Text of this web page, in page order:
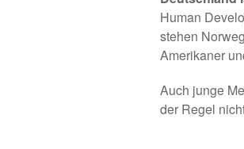
Human
stehen
Amerikaner
Auch junge
der Regel